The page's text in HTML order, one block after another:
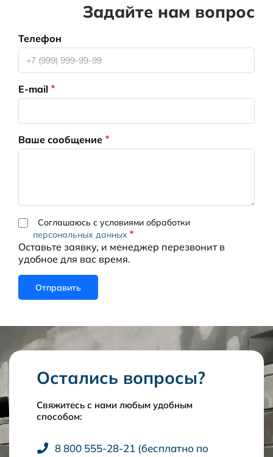
Задайте нам вопрос
Телефон
E-mail
Ваше сообщение
Соглашаюсь с условиями обработки
персональных данных
Оставьте заявку, и менеджер перезвонит в
удобное для вас время.
Остались вопросы?
Свяжитесь с нами любым удобным
способом:
8 800 555-28-21 (бесплатно по